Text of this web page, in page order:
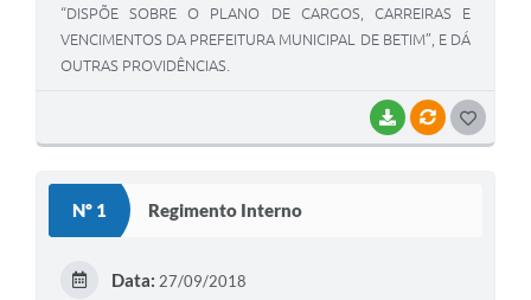
BAIXARVÍNCULOS
“DISPÕE SOBRE O PLANO DE CARGOS, CARREIRAS E
VENCIMENTOS DA PREFEITURA MUNICIPAL DE BETIM”, E DÁ
OUTRAS PROVIDÊNCIAS.
Nº 1 Regimento Interno
Data: 27/09/2018